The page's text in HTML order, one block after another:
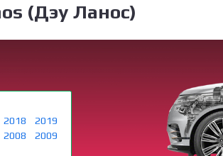
(Дэу Ланос)
2018
2019
2008
2009